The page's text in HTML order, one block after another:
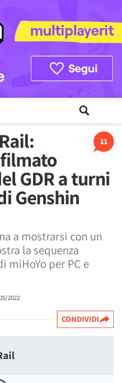
11
GDR a turni
Genshin
a mostrarsi con un
la sequenza
miHoYo per PC e
2022
CONDIVIDI